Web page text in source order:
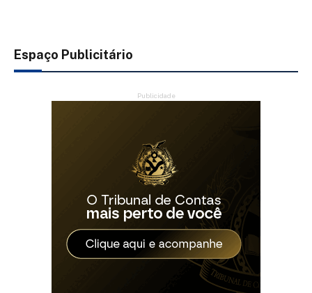
Espaço Publicitário
Publicidade